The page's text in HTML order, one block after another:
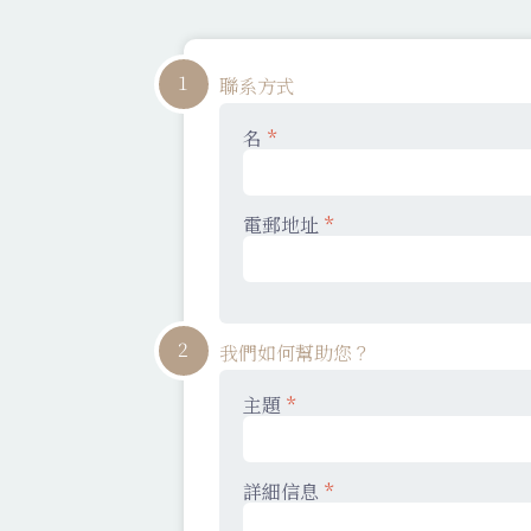
1
聯系方式
名 *
電郵地址 *
2
我們如何幫助您？
主題 *
詳細信息 *